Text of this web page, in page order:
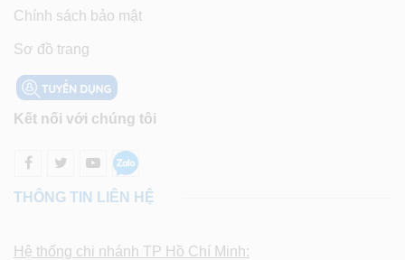
Chính sách bảo mật
Sơ đồ trang
Kết nối với chúng tôi
THÔNG TIN LIÊN HỆ
Hệ thống chi nhánh TP Hồ Chí Minh: